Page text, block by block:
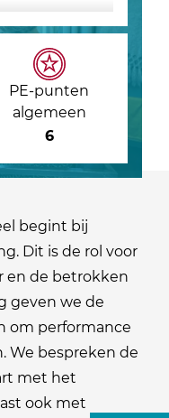
PE-punten
algemeen
6
begint bij
Dit is de rol voor
en de betrokken
geven we de
om performance
We bespreken de
met het
ook met